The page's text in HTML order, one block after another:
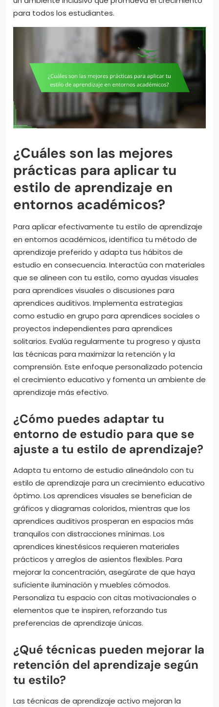
para todos los estudiantes.
¿Cuáles son las mejores
prácticas para aplicar tu
estilo de aprendizaje en
entornos académicos?
Para aplicar efectivamente tu estilo de aprendizaje
en entornos académicos, identifica tu método de
aprendizaje preferido y adapta tus hábitos de
estudio en consecuencia. Interactúa con materiales
que se alineen con tu estilo, como ayudas visuales
para aprendices visuales o discusiones para
aprendices auditivos. Implementa estrategias
como estudio en grupo para aprendices sociales o
proyectos independientes para aprendices
solitarios. Evalúa regularmente tu progreso y ajusta
las técnicas para maximizar la retención y la
comprensión. Este enfoque personalizado potencia
el crecimiento educativo y fomenta un ambiente de
aprendizaje más efectivo.
¿Cómo puedes adaptar tu
entorno de estudio para que se
ajuste a tu estilo de aprendizaje?
Adapta tu entorno de estudio alineándolo con tu
estilo de aprendizaje para un crecimiento educativo
óptimo. Los aprendices visuales se benefician de
gráficos y diagramas coloridos, mientras que los
aprendices auditivos prosperan en espacios más
tranquilos con distracciones mínimas. Los
aprendices kinestésicos requieren materiales
prácticos y arreglos de asientos flexibles. Para
mejorar la concentración, asegúrate de que haya
suficiente iluminación y muebles cómodos.
Personaliza tu espacio con citas motivacionales o
elementos que te inspiren, reforzando tus
preferencias de aprendizaje únicas.
¿Qué técnicas pueden mejorar la
retención del aprendizaje según
tu estilo?
Las técnicas de aprendizaje activo mejoran la